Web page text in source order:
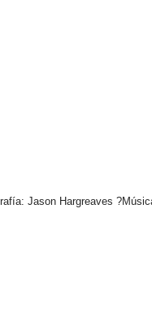
Jason Hargreaves